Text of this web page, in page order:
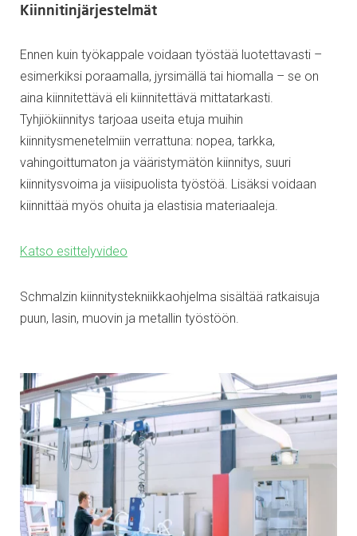
Kiinnitinjärjestelmät
Ennen kuin työkappale voidaan työstää luotettavasti –
esimerkiksi poraamalla, jyrsimällä tai hiomalla – se on
aina kiinnitettävä eli kiinnitettävä mittatarkasti.
Tyhjiökiinnitys tarjoaa useita etuja muihin
kiinnitysmenetelmiin verrattuna: nopea, tarkka,
vahingoittumaton ja vääristymätön kiinnitys, suuri
kiinnitysvoima ja viisipuolista työstöä. Lisäksi voidaan
kiinnittää myös ohuita ja elastisia materiaaleja.
Katso esittelyvideo
Schmalzin kiinnitystekniikkaohjelma sisältää ratkaisuja
puun, lasin, muovin ja metallin työstöön.